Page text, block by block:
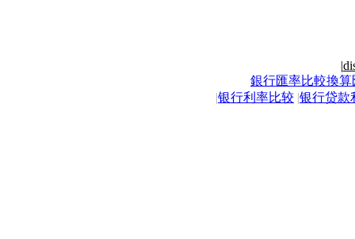
|
銀行匯率比較換算
|银行利率比较 |银行贷款